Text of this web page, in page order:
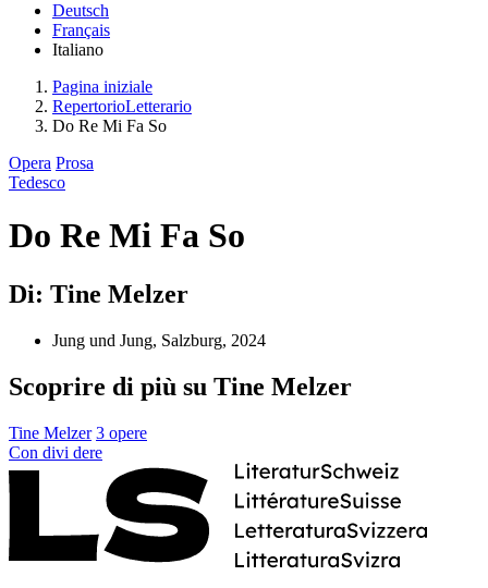
Deutsch
Français
Italiano
Pagina iniziale
RepertorioLetterario
Do Re Mi Fa So
Opera Prosa
Tedesco
Do Re Mi Fa So
Di: Tine Melzer
Jung und Jung, Salzburg, 2024
Scoprire di più su Tine Melzer
Tine Melzer 3 opere
Con divi dere